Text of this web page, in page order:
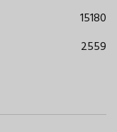
15180
2559